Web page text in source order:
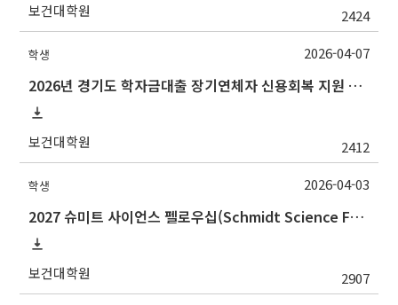
보건대학원 2424
학생
2026년 경기도 학자금대출 장기연체자 신용회복 지원 사업 안내
보건대학원 2412
2026-04-07
학생
2027 슈미트 사이언스 펠로우십(Schmidt Science Fellows) 후보자 선발 안내
보건대학원 2907
2026-04-03